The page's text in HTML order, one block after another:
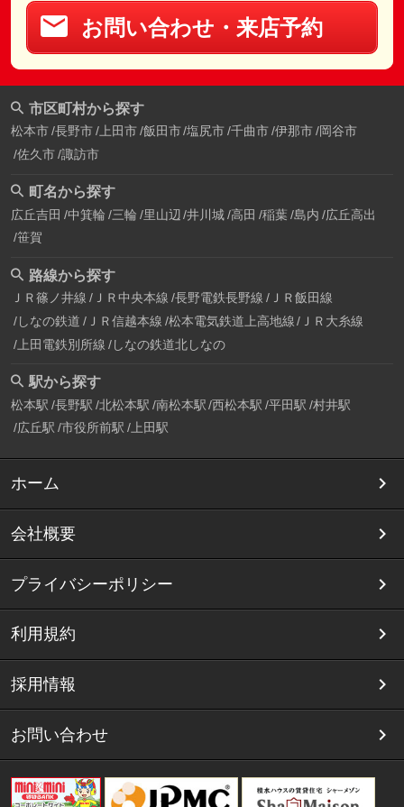
お問い合わせ・来店予約
市区町村から探す
松本市 長野市 上田市 飯田市 塩尻市 千曲市 伊那市 岡谷市
佐久市 諏訪市
町名から探す
広丘吉田 中箕輪 三輪 里山辺 井川城 高田 稲葉 島内 広丘高出
笹賀
路線から探す
ＪＲ篠ノ井線 ＪＲ中央本線 長野電鉄長野線 ＪＲ飯田線
しなの鉄道 ＪＲ信越本線 松本電気鉄道上高地線
ＪＲ大糸線
上田電鉄別所線 しなの鉄道北しなの
駅から探す
松本駅 長野駅 北松本駅 南松本駅 西松本駅 平田駅 村井駅
広丘駅 市役所前駅 上田駅
ホーム
会社概要
プライバシーポリシー
利用規約
採用情報
お問い合わせ